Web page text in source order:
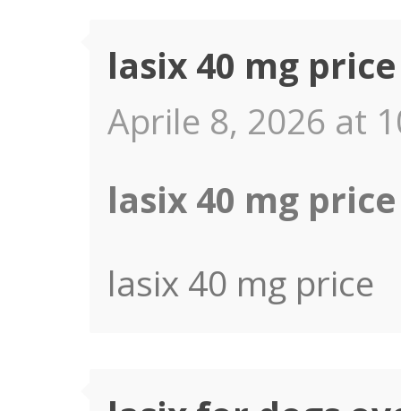
lasix 40 mg price
Aprile 8, 2026 at
lasix 40 mg price
lasix 40 mg price